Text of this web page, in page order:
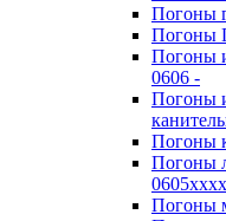
Погоны
Погоны
Погоны
0606 -
Погоны
Погоны
Погоны
Погоны